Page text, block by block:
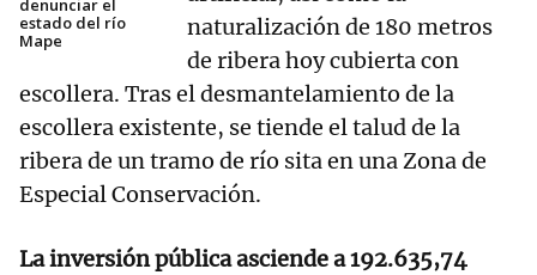
denunciar el
estado del río
Mape
naturalización de 180 metros
de ribera hoy cubierta con
escollera. Tras el desmantelamiento de la
escollera existente, se tiende el talud de la
ribera de un tramo de río sita en una Zona de
Especial Conservación.
La inversión pública asciende a 192.635,74